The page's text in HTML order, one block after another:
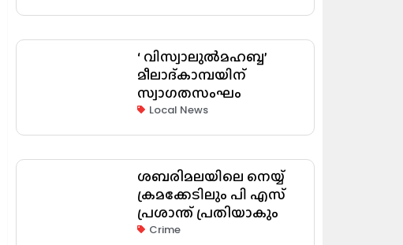
‘ വിസ്വാലുൽമഹബ്ബ’
മീലാദ്കാമ്പയിന്
സ്വാഗതസംഘം
Local News
ശബരിമലയിലെ നെയ്യ്
ക്രമക്കേടിലും പി എസ്
പ്രശാന്ത് പ്രതിയാകും
Crime